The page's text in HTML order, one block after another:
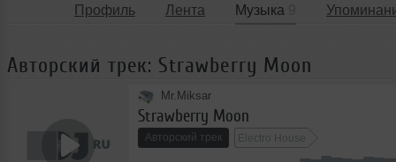
Профиль Лента Музыка
Авторский трек: Strawberry Moon
Mr.Miksar
Strawberry Moon
Авторский трек Electro House